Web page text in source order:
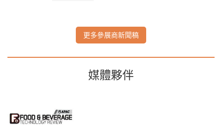
更多參展商新聞稿
媒體夥伴